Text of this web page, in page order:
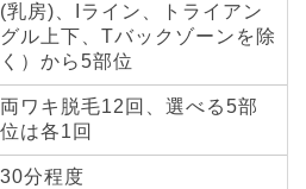
(乳房)、Iライン、トライアン
グル上下、Tバックゾーンを除
く）から5部位
両ワキ脱毛12回、選べる5部
位は各1回
30分程度